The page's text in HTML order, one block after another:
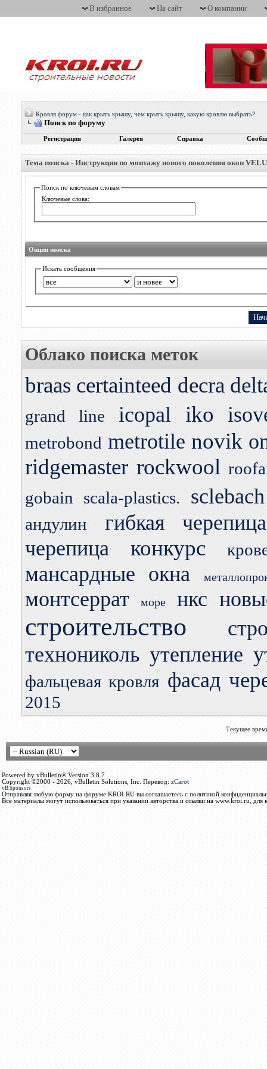
В избранное На сайт О компании
Кровля форум - как крыть крышу, чем крыть крышу, какую кровлю выбрать?
Поиск по форуму
Регистрация Галерея Справка
Тема поиска - Инструкции по монтажу нового поколения окон
Поиск по ключевым словам
Ключевые слова:
Опции поиска
Искать сообщения
Облако поиска меток
braas certainteed decra
grand line icopal iko
metrobond metrotile novik
ridgemaster rockwool
gobain
scala-plastics. sclebach
андулин
гибкая черепица
черепица
конкурс
мансардные окна
монтсеррат море нкс
строительство
технониколь утепление
фальцевая кровля фасад
2015
Текущее
Powered by vBulletin® Version 3.8.7
Copyright ©2000 - 2026, vBulletin Solutions, Inc. Перевод: zCarot
vB.Sponsors
Отправляя любую форму на форуме KROI.RU вы соглашаетесь с политикой
Все материалы могут использоваться при указании авторства и ссылки на www.kroi.ru, для